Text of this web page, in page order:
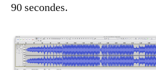
90 secondes.